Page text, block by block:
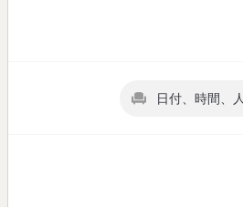
日付、時間、